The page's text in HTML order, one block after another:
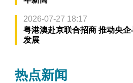
2026-07-27 18:17
粤港澳赴京联合招商 推动央企
发展
热点新闻